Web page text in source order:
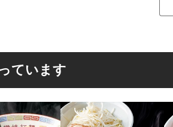
ています